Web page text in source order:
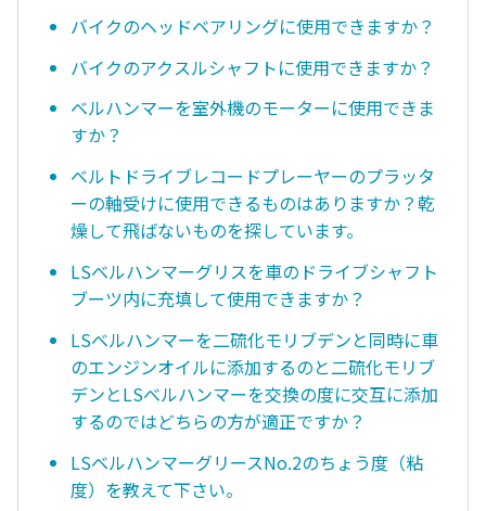
バイクのヘッドベアリングに使用できますか？
バイクのアクスルシャフトに使用できますか？
ベルハンマーを室外機のモーターに使用できま
すか？
ベルトドライブレコードプレーヤーのプラッタ
ーの軸受けに使用できるものはありますか？乾
燥して飛ばないものを探しています。
LSベルハンマーグリスを車のドライブシャフト
ブーツ内に充填して使用できますか？
LSベルハンマーを二硫化モリブデンと同時に車
のエンジンオイルに添加するのと二硫化モリブ
デンとLSべルハンマーを交換の度に交互に添加
するのではどちらの方が適正ですか？
LSベルハンマーグリースNo.2のちょう度（粘
度）を教えて下さい。